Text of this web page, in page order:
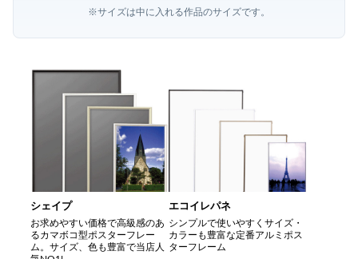
※サイズは中に入れる作品のサイズです。
シェイプ
お求めやすい価格で高級感のあ
るカマボコ型ポスターフレー
ム。サイズ、色も豊富で当店人
エコイレパネ
シンプルで使いやすくサイズ・
カラーも豊富な定番アルミポス
ターフレーム